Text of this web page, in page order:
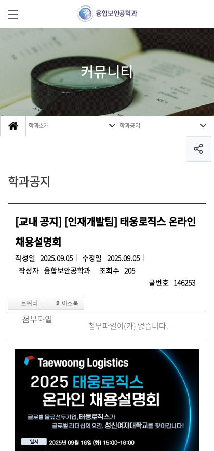
커뮤니티
학과소개 학과공지
학과공지
[교내 공지] [인재개발팀] 태웅로직스 온라인
채용설명회
작성일 2025.09.05 수정일 2025.09.05
작성자 융합보안공학과 조회수 205
글번호 146253
첨부파일
첨부파일이(가) 없습니다.